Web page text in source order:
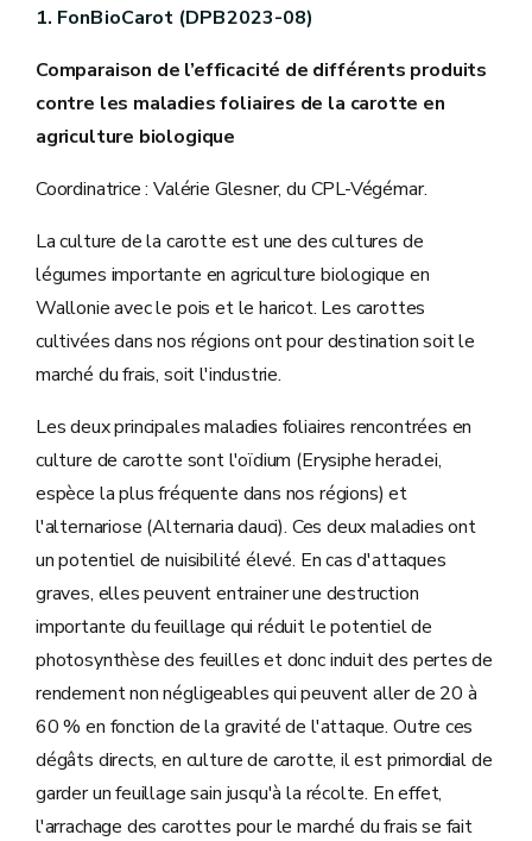
1. FonBioCarot (DPB2023-08)
Comparaison de l’efficacité de différents produits
contre les maladies foliaires de la carotte en
agriculture biologique
Coordinatrice : Valérie Glesner, du CPL-Végémar.
La culture de la carotte est une des cultures de
légumes importante en agriculture biologique en
Wallonie avec le pois et le haricot. Les carottes
cultivées dans nos régions ont pour destination soit le
marché du frais, soit l'industrie.
Les deux principales maladies foliaires rencontrées en
culture de carotte sont l'oïdium (Erysiphe heraclei,
espèce la plus fréquente dans nos régions) et
l'alternariose (Alternaria dauci). Ces deux maladies ont
un potentiel de nuisibilité élevé. En cas d'attaques
graves, elles peuvent entrainer une destruction
importante du feuillage qui réduit le potentiel de
photosynthèse des feuilles et donc induit des pertes de
rendement non négligeables qui peuvent aller de 20 à
60 % en fonction de la gravité de l'attaque. Outre ces
dégâts directs, en culture de carotte, il est primordial de
garder un feuillage sain jusqu'à la récolte. En effet,
l'arrachage des carottes pour le marché du frais se fait